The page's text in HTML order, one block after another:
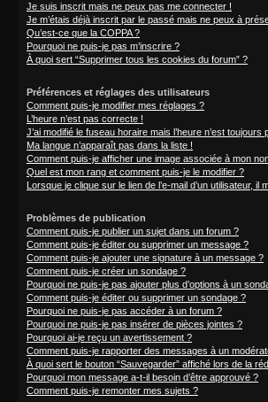
Je suis inscrit mais ne peux pas me connecter !
Je m’étais déjà inscrit par le passé mais ne peux à
Qu’est-ce que la COPPA ?
Pourquoi ne puis-je pas m’inscrire ?
À quoi sert “Supprimer tous les cookies du forum” ?
Préférences et réglages des utilisateurs
Comment puis-je modifier mes réglages ?
L’heure n’est pas correcte !
J’ai modifié le fuseau horaire mais l’heure n’est toujours
Ma langue n’apparaît pas dans la liste !
Comment puis-je afficher une image associée à mon
Quel est mon rang et comment puis-je le modifier ?
Lorsque je clique sur le lien de l’e-mail d’un utilisateur, il
Problèmes de publication
Comment puis-je publier un sujet dans un forum ?
Comment puis-je éditer ou supprimer un message ?
Comment puis-je ajouter une signature à un message ?
Comment puis-je créer un sondage ?
Pourquoi ne puis-je pas ajouter plus d’options à un
Comment puis-je éditer ou supprimer un sondage ?
Pourquoi ne puis-je pas accéder à un forum ?
Pourquoi ne puis-je pas insérer de pièces jointes ?
Pourquoi ai-je reçu un avertissement ?
Comment puis-je rapporter des messages à un
À quoi sert le bouton “Sauvegarder” affiché lors de la
Pourquoi mon message a-t-il besoin d’être approuvé ?
Comment puis-je remonter mes sujets ?